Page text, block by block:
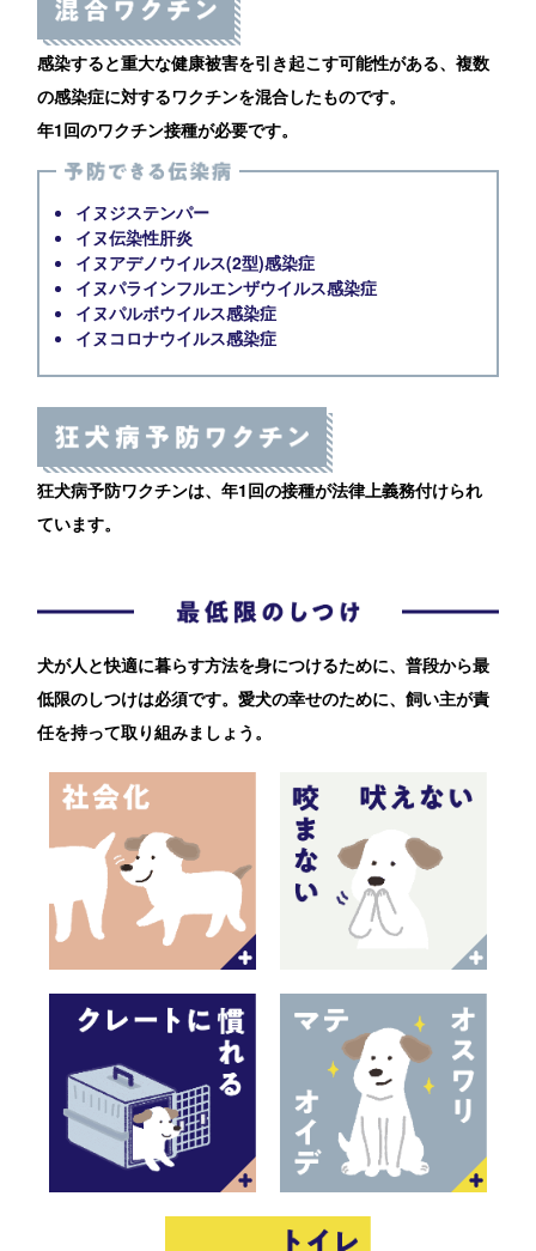
感染すると重大な健康被害を引き起こす可能性がある、複数
の感染症に対するワクチンを混合したものです。
年1回のワクチン接種が必要です。
イヌジステンパー
イヌ伝染性肝炎
イヌアデノウイルス(2型)感染症
イヌパラインフルエンザウイルス感染症
イヌパルボウイルス感染症
イヌコロナウイルス感染症
狂犬病予防ワクチンは、年1回の接種が法律上義務付けられ
ています。
犬が人と快適に暮らす方法を身につけるために、普段から最
低限のしつけは必須です。愛犬の幸せのために、飼い主が責
任を持って取り組みましょう。